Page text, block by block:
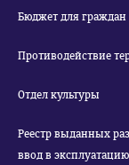
Бюджет для граждан
Противодействие
Отдел культуры
Реестр выданных
ввод в